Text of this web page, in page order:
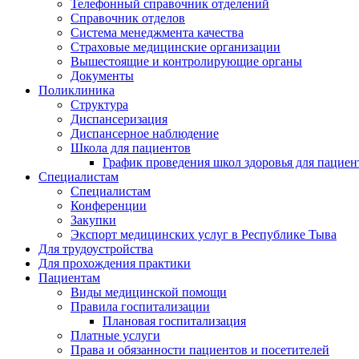
Телефонный справочник отделений
Справочник отделов
Система менеджмента качества
Страховые медицинские организации
Вышестоящие и контролирующие органы
Документы
Поликлиника
Структура
Диспансеризация
Диспансерное наблюдение
Школа для пациентов
График проведения школ здоровья для
Специалистам
Специалистам
Конференции
Закупки
Экспорт медицинских услуг в Республике Тыва
Для трудоустройства
Для прохождения практики
Пациентам
Виды медицинской помощи
Правила госпитализации
Плановая госпитализация
Платные услуги
Права и обязанности пациентов и посетителей